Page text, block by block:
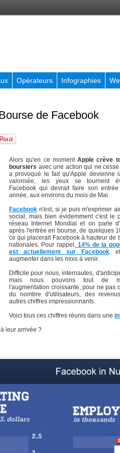
Opérateurs Infographies
de Facebook
Alors qu'en ce moment Apple crève
boursiers avec une action qui ne
a provoqué le fait qu'Apple devienne
valorisée, les yeux se tournent
Facebook qui devrait faire son
année, aux environs du mois de Mai.
Facebook n'est, si je puis m'exprimer
social, mais bien évidemment c'est le
réseau Internet Mondial et on parle
après l'entrée en bourse, de quelques
ce qui placerait Facebook à hauteur de
nationales. Pour rappel,14% de la
est actuellement sur Facebook
augmenter dans les mois à venir.
Difficile pour nous, internautes,
mais nous pouvons tout de
l'augmentation croissante, pour ne pas
du nombre d'utilisateurs, des
autres chiffres impressionnants.
Voici tous ces chiffres réunis dans une
leur arrivée ?